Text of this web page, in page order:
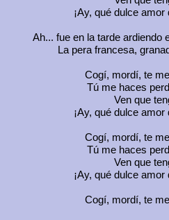
¡Ay, qué dulce
Ah... fue en la tarde ardiendo
La pera francesa,
Cogí, mordí, te
Tú me haces
Ven que
¡Ay, qué dulce
Cogí, mordí, te
Tú me haces
Ven que
¡Ay, qué dulce
Cogí, mordí, te